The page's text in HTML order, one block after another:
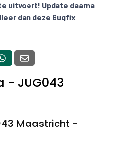
uitvoert! Update daarna
dan deze Bugfix
- JUG043
Maastricht -